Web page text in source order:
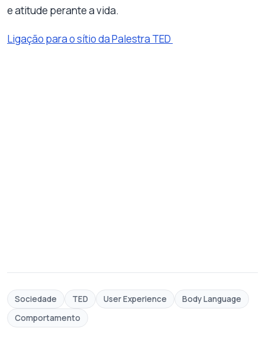
e atitude perante a vida.
Ligação para o sítio da Palestra TED
Sociedade TED User Experience
Body Language
Comportamento